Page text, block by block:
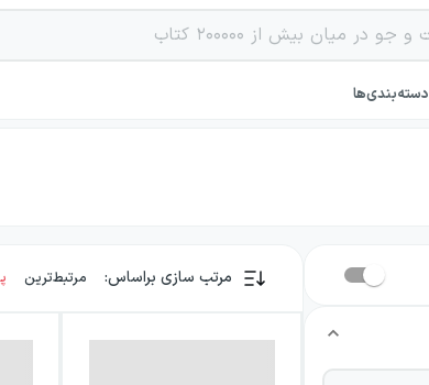
دسته‌بندی‌ها
مرتب سازی براساس: مرتبط‌ترین